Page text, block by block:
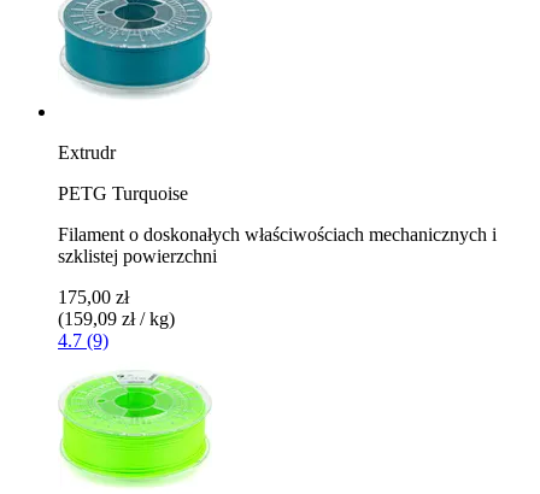
Extrudr
PETG Turquoise
Filament o doskonałych właściwościach mechanicznych i
szklistej powierzchni
175,00 zł
(159,09 zł / kg)
4.7 (9)